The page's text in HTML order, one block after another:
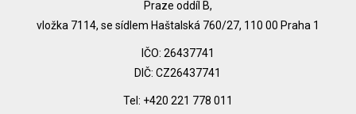
Praze oddíl B,
vložka 7114, se sídlem Haštalská 760/27, 110 00 Praha 1
IČO: 26437741
DIČ: CZ26437741
Tel: +420 221 778 011